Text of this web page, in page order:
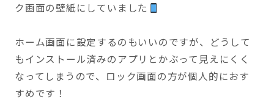
ク画面の壁紙にしていました
ホーム画面に設定するのもいいのですが、どうして
もインストール済みのアプリとかぶって見えにくく
なってしまうので、ロック画面の方が個人的におす
すめです！